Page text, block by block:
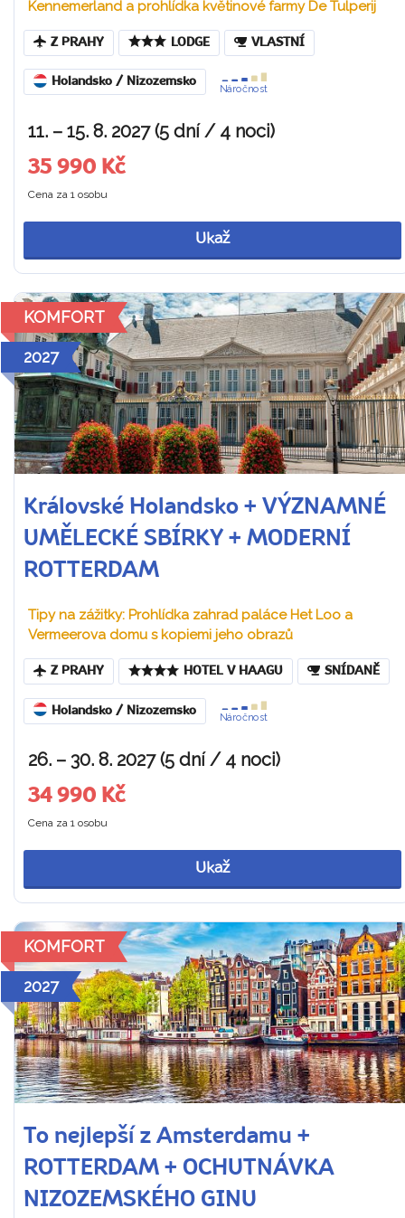
Kennemerland a prohlídka květinové farmy De Tulperij
Z PRAHY LODGE VLASTNÍ
Holandsko / Nizozemsko
Náročnost
11. – 15. 8. 2027 (5 dní / 4 noci)
35 990 Kč
Cena za 1 osobu
Ukaž
KOMFORT
2027
Královské Holandsko + VÝZNAMNÉ
UMĚLECKÉ SBÍRKY + MODERNÍ
ROTTERDAM
Tipy na zážitky: Prohlídka zahrad paláce Het Loo a
Vermeerova domu s kopiemi jeho obrazů
Z PRAHY HOTEL V HAAGU SNÍDANĚ
Holandsko / Nizozemsko
Náročnost
26. – 30. 8. 2027 (5 dní / 4 noci)
34 990 Kč
Cena za 1 osobu
Ukaž
KOMFORT
2027
To nejlepší z Amsterdamu +
ROTTERDAM + OCHUTNÁVKA
NIZOZEMSKÉHO GINU